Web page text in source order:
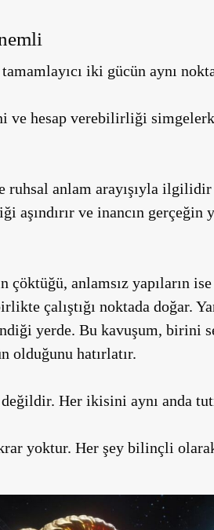
iki gücün aynı
ve hesap verebilirliği
anlam arayışıyla ilgilidir
aşındırır ve inancın gerçeğin
çöktüğü, anlamsız yapıların
çalıştığı noktada doğar.
yerde. Bu kavuşum, birini
olduğunu hatırlatır.
Her ikisini aynı anda
yoktur. Her şey bilinçli